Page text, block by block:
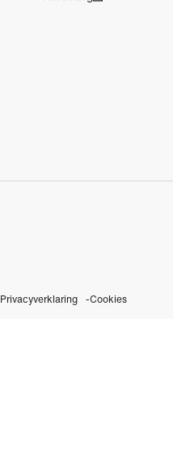
Privacyverklaring Cookies